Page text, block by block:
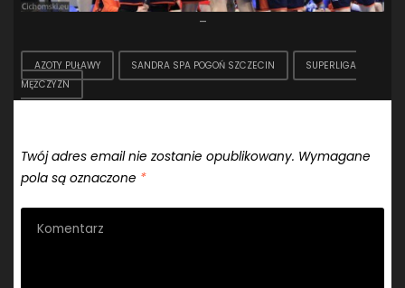
–
AZOTY PUŁAWY SANDRA SPA POGOŃ SZCZECIN
SUPERLIGA
MĘŻCZYZN
Twój adres email nie zostanie opublikowany. Wymagane
pola są oznaczone *